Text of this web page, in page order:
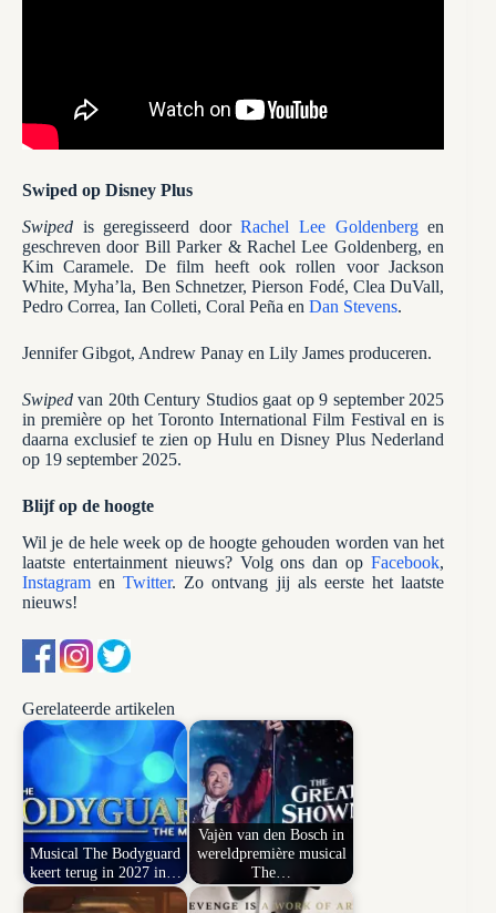
Swiped op Disney Plus
Swiped is geregisseerd doorRachel Lee Goldenbergen
geschreven door Bill Parker & Rachel Lee Goldenberg, en
Kim Caramele. De film heeft ook rollen voor Jackson
White, Myha’la, Ben Schnetzer, Pierson Fodé, Clea DuVall,
Pedro Correa, Ian Colleti, Coral Peña en Dan Stevens.
Jennifer Gibgot, Andrew Panay en Lily James produceren.
Swiped van 20th Century Studios gaat op 9 september 2025
in première op het Toronto International Film Festival en is
daarna exclusief te zien op Hulu en Disney Plus Nederland
op 19 september 2025.
Blijf op de hoogte
Wil je de hele week op de hoogte gehouden worden van het
laatste entertainment nieuws? Volg ons dan opFacebook,
InstagramenTwitter. Zo ontvang jij als eerste het laatste
nieuws!
Gerelateerde artikelen
Musical The Bodyguard
keert terug in 2027 in…
Vajèn van den Bosch in
wereldpremière musical
The…